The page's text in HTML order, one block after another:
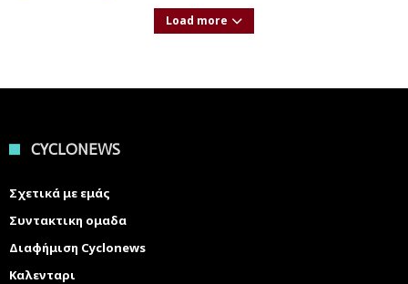
Load more
CYCLONEWS
Σχετικά με εμάς
Συντακτικη ομαδα
Διαφήμιση Cyclonews
Καλενταρι